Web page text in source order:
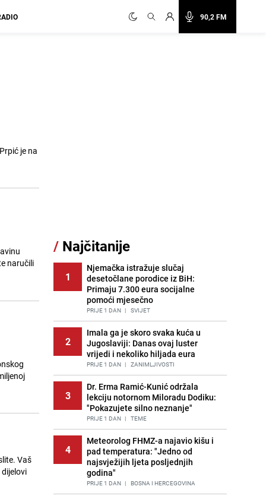
90,2 FM
je na
naručili
Vaš
/ Najčitanije
1
Njemačka istražuje slučaj
desetočlane porodice iz BiH:
Primaju 7.300 eura socijalne
pomoći mjesečno
PRIJE 1 DAN | SVIJET
2
Imala ga je skoro svaka kuća u
Jugoslaviji: Danas ovaj luster
vrijedi i nekoliko hiljada eura
PRIJE 1 DAN | ZANIMLJIVOSTI
3
Dr. Erma Ramić-Kunić održala
lekciju notornom Miloradu Dodiku:
"Pokazujete silno neznanje"
PRIJE 1 DAN | TEME
4
Meteorolog FHMZ-a najavio kišu i
pad temperatura: "Jedno od
najsvježijih ljeta posljednjih
godina"
PRIJE 1 DAN | BOSNA I HERCEGOVINA